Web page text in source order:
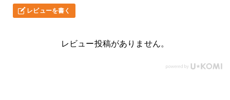
レビューを書く
レビュー投稿がありません。